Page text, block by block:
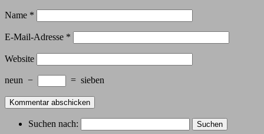
Name *
E-Mail-Adresse *
Website
neun − = sieben
Suchen nach: